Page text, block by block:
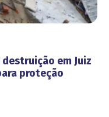
em Juiz
proteção